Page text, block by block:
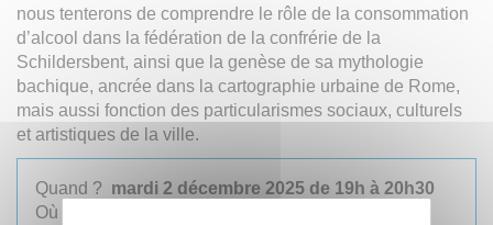
nous tenterons de comprendre le rôle de la consommation
d’alcool dans la fédération de la confrérie de la
Schildersbent, ainsi que la genèse de sa mythologie
bachique, ancrée dans la cartographie urbaine de Rome,
mais aussi fonction des particularismes sociaux, culturels
et artistiques de la ville.
Quand ? mardi 2 décembre 2025 de 19h à 20h30
Où ?